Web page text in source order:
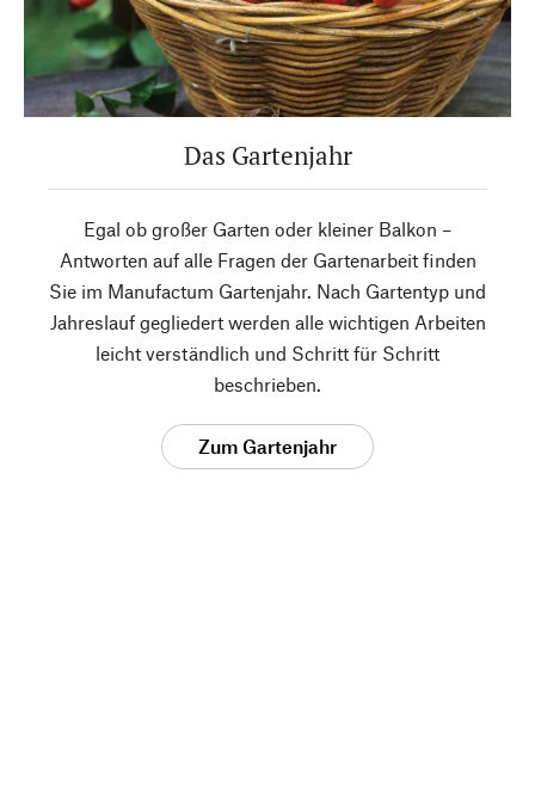
Das Gartenjahr
Egal ob großer Garten oder kleiner Balkon –
Antworten auf alle Fragen der Gartenarbeit finden
Sie im Manufactum Gartenjahr. Nach Gartentyp und
Jahreslauf gegliedert werden alle wichtigen Arbeiten
leicht verständlich und Schritt für Schritt
beschrieben.
Zum Gartenjahr